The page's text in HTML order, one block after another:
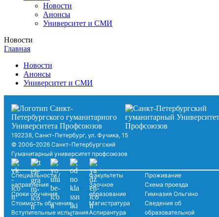
Новости
Анонсы
Университет и СМИ
Новости
Главная
Новости
Анонсы
Университет и СМИ
192238, Санкт-Петербург, ул. Фучика, 15
© 2006–2026 Санкт-Петербургский
Гуманитарный университет профсоюзов
Специальности /
направления
Сроки обучения
Стоимость обучения
Вступительные испытания
Факультеты
Заочное
образование
Магистратура
Аспирантура
Проживание
Схема проезда
Гимназия Ольгино
Сведения об
образовательной